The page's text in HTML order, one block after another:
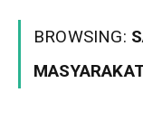
BROWSING: